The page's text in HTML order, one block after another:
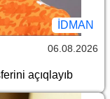
İDMAN
06.08.2026
açıqlayıb